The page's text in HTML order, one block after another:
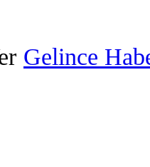
Gelince